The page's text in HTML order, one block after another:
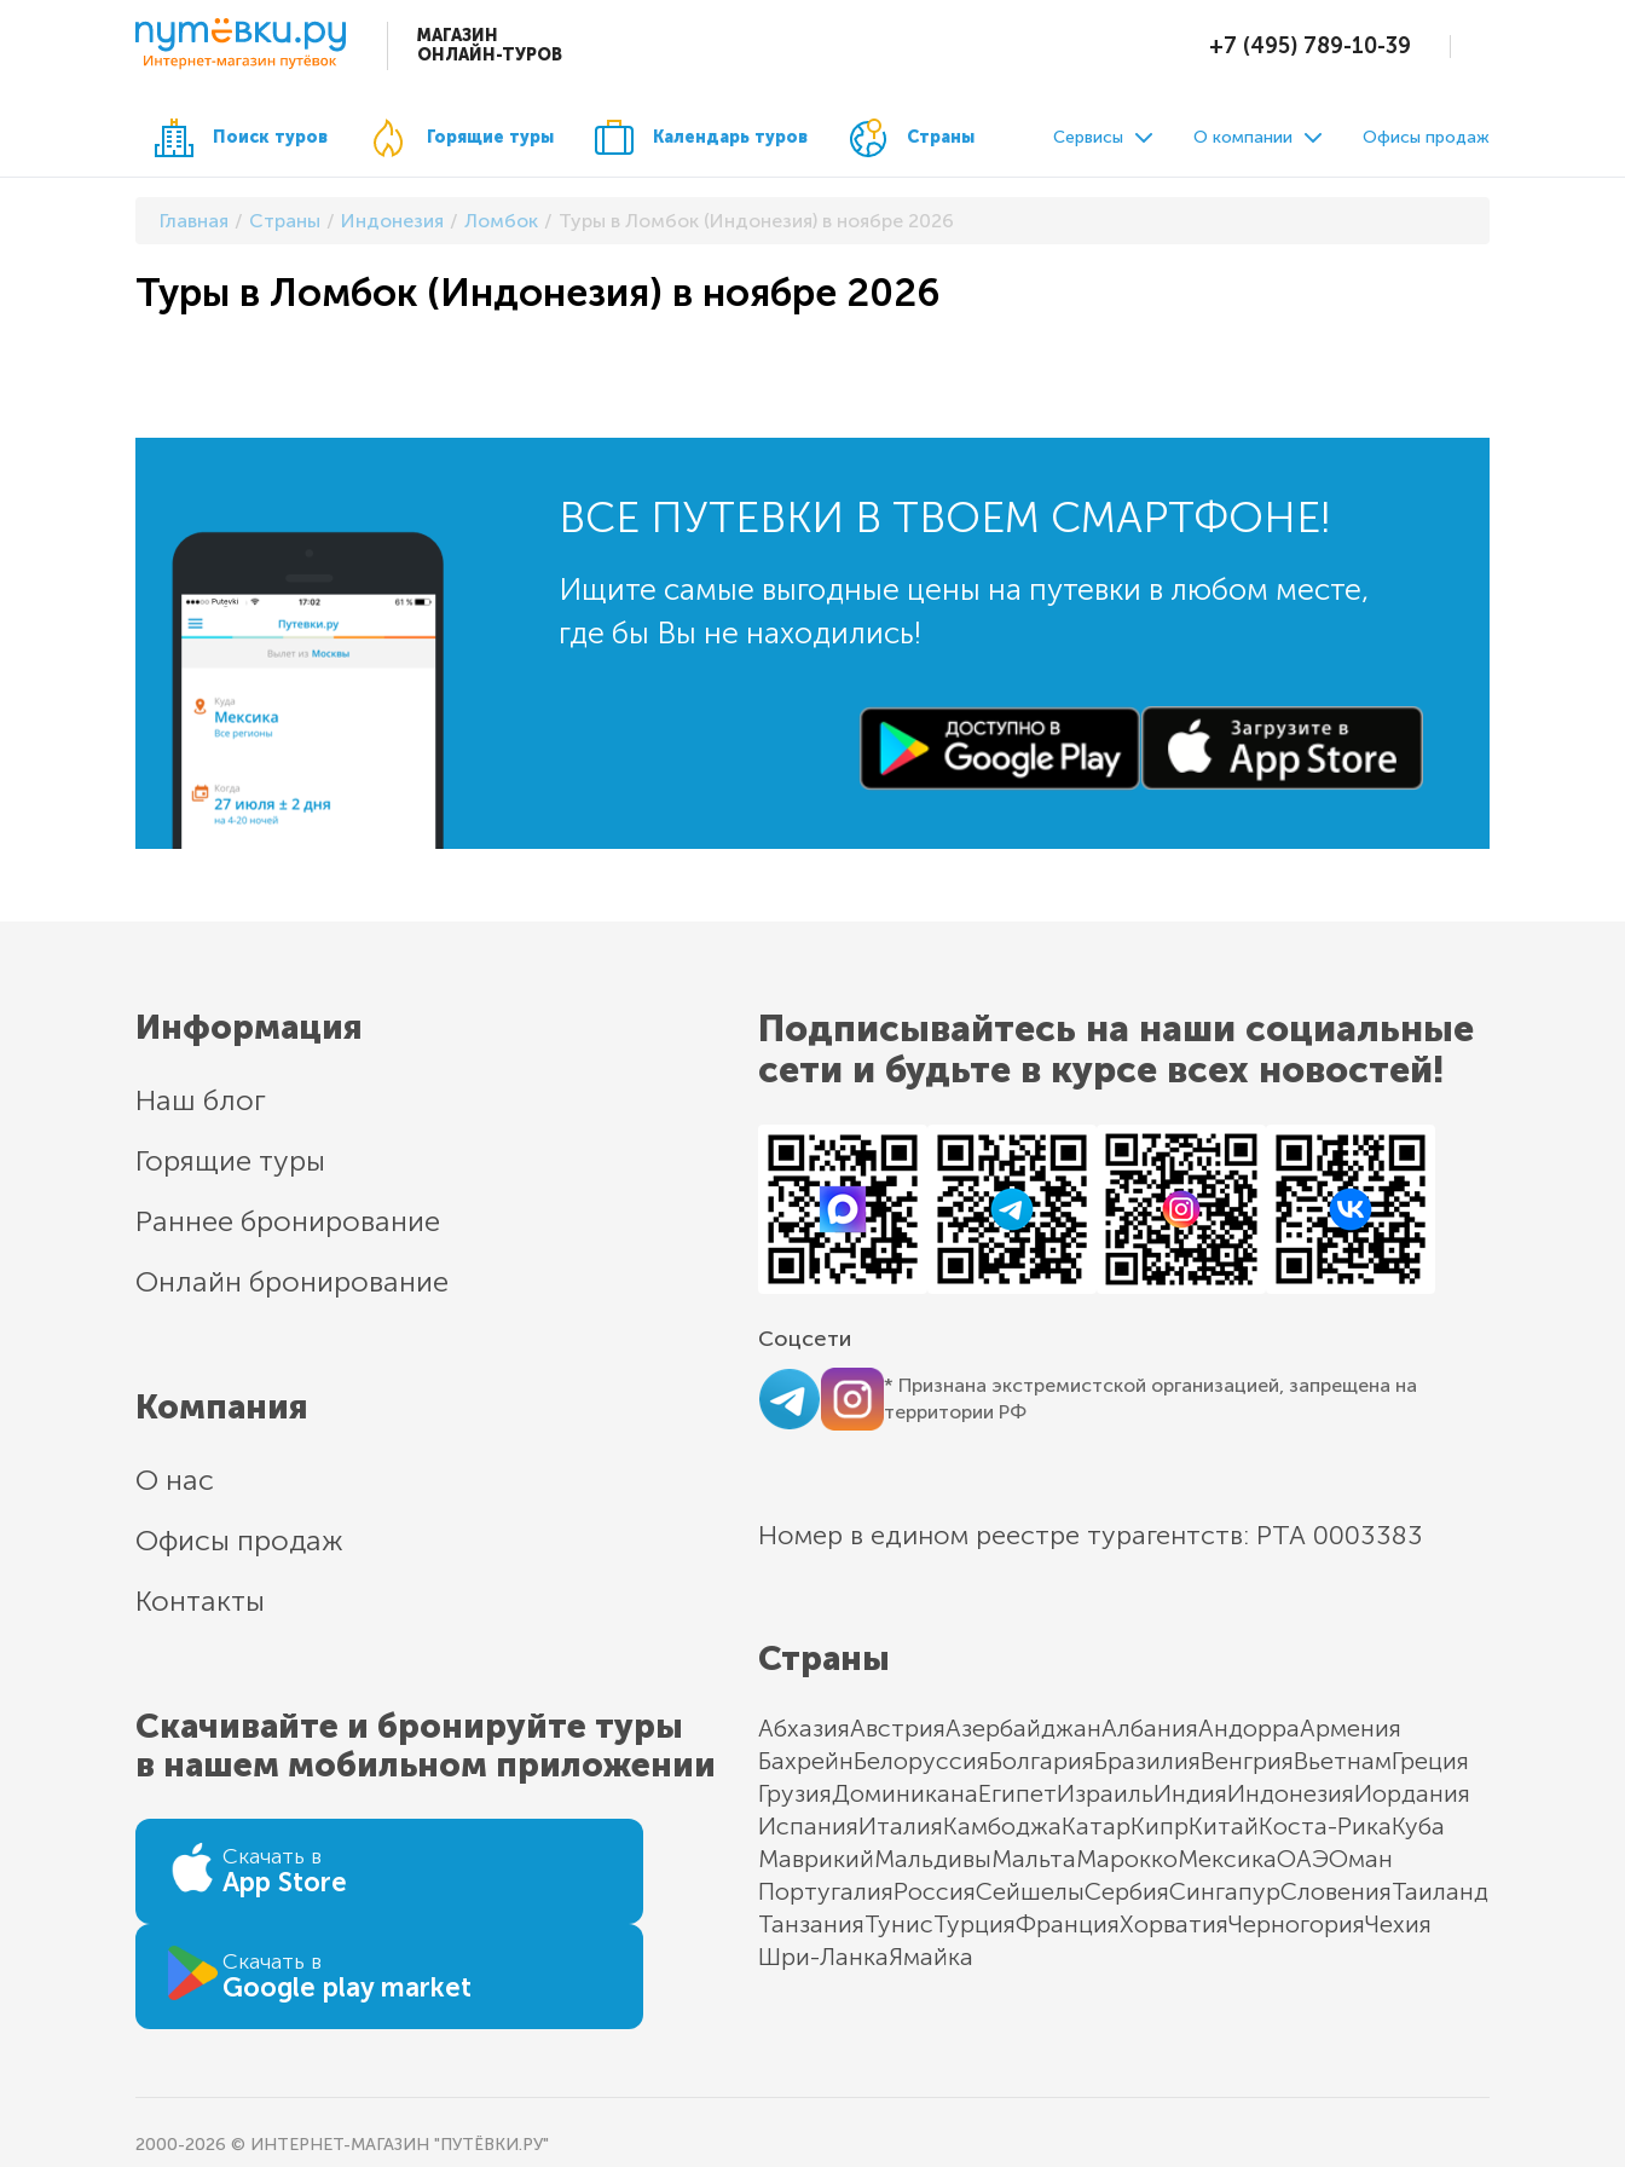
МАГАЗИН
ОНЛАЙН-ТУРОВ
+7 (495) 789-10-39
Поиск туров Горящие туры Календарь туров Страны Сервисы О компании Офисы продаж
Главная Страны Индонезия Ломбок Туры в Ломбок (Индонезия) в ноябре 2026
Туры в Ломбок (Индонезия) в ноябре 2026
ВСЕ ПУТЕВКИ В ТВОЕМ СМАРТФОНЕ!
Ищите самые выгодные цены на путевки в любом месте,
где бы Вы не находились!
Информация
Наш блог
Горящие туры
Раннее бронирование
Онлайн бронирование
Компания
О нас
Офисы продаж
Контакты
Скачивайте и бронируйте туры
в нашем мобильном приложении
Скачать в
App Store
Скачать в
Google play market
Подписывайтесь на наши социальные
сети и будьте в курсе всех новостей!
Соцсети
* Признана экстремистской организацией, запрещена на
территории РФ
Номер в едином реестре турагентств: РТА 0003383
Страны
АбхазияАвстрияАзербайджанАлбанияАндорраАрмения
БахрейнБелоруссияБолгарияБразилияВенгрияВьетнамГреция
ГрузияДоминиканаЕгипетИзраильИндияИндонезияИордания
ИспанияИталияКамбоджаКатарКипрКитайКоста-РикаКуба
МаврикийМальдивыМальтаМароккоМексикаОАЭОман
ПортугалияРоссияСейшелыСербияСингапурСловенияТаиланд
ТанзанияТунисТурцияФранцияХорватияЧерногорияЧехия
Шри-ЛанкаЯмайка
2000-2026 © ИНТЕРНЕТ-МАГАЗИН "ПУТЁВКИ.РУ"